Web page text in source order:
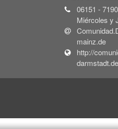
06151 -
Miércoles y
mainz.de
http://
darmstadt.de